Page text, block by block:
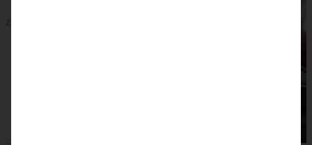
ZUM BEITRAG